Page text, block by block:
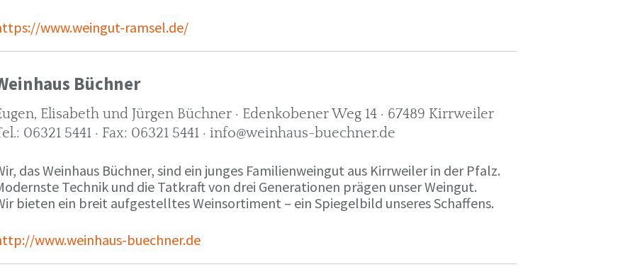
www.weingut-ramsel.de/
Büchner
Elisabeth und Jürgen Büchner · Edenkobener Weg 14 · 67489 Kirrweiler
06321 5441 · Fax: 06321 5441 · info@weinhaus-buechner.de
das Weinhaus Büchner, sind ein junges Familienweingut aus Kirrweiler in der Pfalz.
Technik und die Tatkraft von drei Generationen prägen unser Weingut.
bieten ein breit aufgestelltes Weinsortiment – ein Spiegelbild unseres Schaffens.
www.weinhaus-buechner.de